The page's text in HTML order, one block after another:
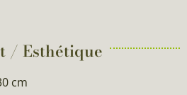
/ Esthétique
cm